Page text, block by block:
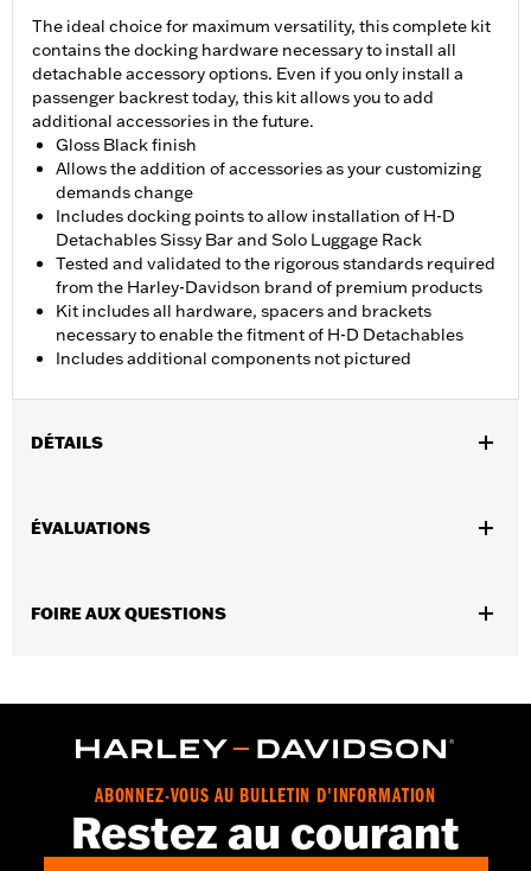
The ideal choice for maximum versatility, this complete kit
contains the docking hardware necessary to install all
detachable accessory options. Even if you only install a
passenger backrest today, this kit allows you to add
additional accessories in the future.
Gloss Black finish
Allows the addition of accessories as your customizing
demands change
Includes docking points to allow installation of H-D
Detachables Sissy Bar and Solo Luggage Rack
Tested and validated to the rigorous standards required
from the Harley-Davidson brand of premium products
Kit includes all hardware, spacers and brackets
necessary to enable the fitment of H-D Detachables
Includes additional components not pictured
DÉTAILS
pour l’installation d’accessoires détachables sur les modèles
GARANTIE:1 year limited warranty – Go to
ÉVALUATIONS
FOIRE AUX QUESTIONS
ABONNEZ-VOUS AU BULLETIN D'INFORMATION
Restez au courant